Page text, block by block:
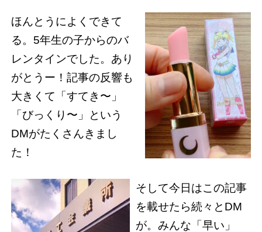
ほんとうによくできて
る。5年生の子からのバ
レンタインでした。あり
がとうー！記事の反響も
大きくて「すてき〜」
「びっくり〜」という
DMがたくさんきまし
た！
そして今日はこの記事
を載せたら続々とDM
が。みんな「早い」